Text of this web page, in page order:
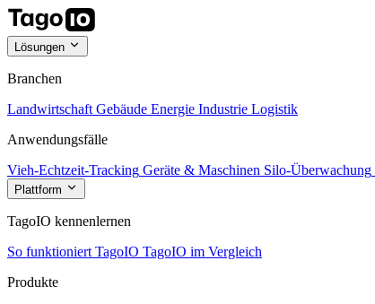
Lösungen
Branchen
Landwirtschaft Gebäude Energie Industrie Logistik
Anwendungsfälle
Vieh-Echtzeit-Tracking Geräte & Maschinen Silo-Überwachung
Plattform
TagoIO kennenlernen
So funktioniert TagoIO TagoIO im Vergleich
Produkte